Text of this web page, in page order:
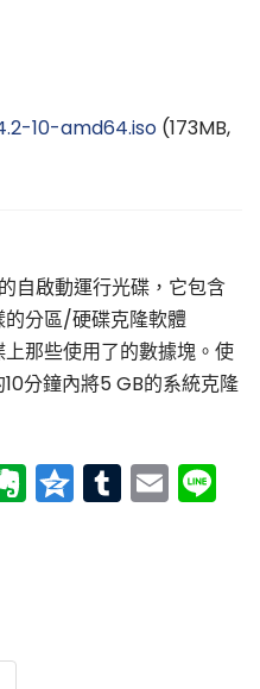
10-amd64.iso (173MB,
自啟動運行光碟，它包含
分區/硬碟克隆軟體
那些使用了的數據塊。使
分鐘內將5 GB的系統克隆
Evernote
Qzone
Tumblr